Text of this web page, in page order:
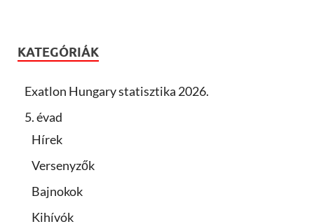
KATEGÓRIÁK
Exatlon Hungary statisztika 2026.
5. évad
Hírek
Versenyzők
Bajnokok
Kihívók